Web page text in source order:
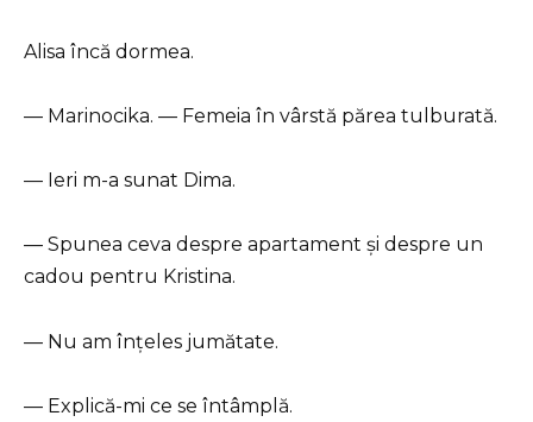
Alisa încă dormea.
— Marinocika. — Femeia în vârstă părea tulburată.
— Ieri m-a sunat Dima.
— Spunea ceva despre apartament și despre un
cadou pentru Kristina.
— Nu am înțeles jumătate.
— Explică-mi ce se întâmplă.